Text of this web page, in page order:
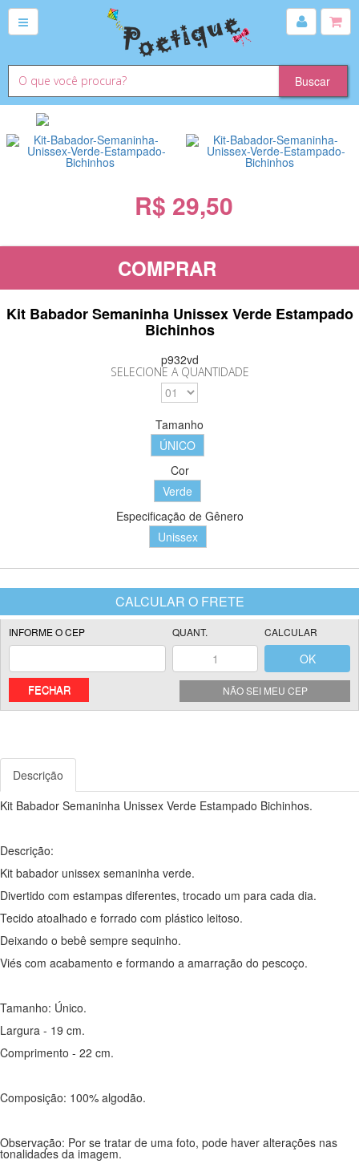
R$ 29,50
COMPRAR
Kit Babador Semaninha Unissex Verde Estampado
Bichinhos
p932vd
SELECIONE A QUANTIDADE
Tamanho
ÚNICO
Cor
Verde
Especificação de Gênero
Unissex
NÃO SEI MEU CEP
FECHAR
Descrição
Kit Babador Semaninha Unissex Verde Estampado Bichinhos.
Descrição:
Kit babador unissex semaninha verde.
Divertido com estampas diferentes, trocado um para cada dia.
Tecido atoalhado e forrado com plástico leitoso.
Deixando o bebê sempre sequinho.
Viés com acabamento e formando a amarração do pescoço.
Tamanho: Único.
Largura - 19 cm.
Comprimento - 22 cm.
Composição: 100% algodão.
Observação: Por se tratar de uma foto, pode haver alterações nas
tonalidades da imagem.